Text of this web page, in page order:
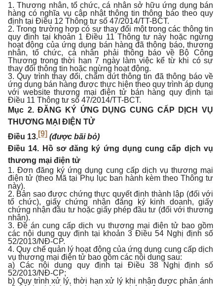
1. Thương nhân, tổ chức, cá nhân sở hữu ứng dụng bán
hàng có nghĩa vụ cập nhật thông tin thông báo theo quy
định tại Điều 12 Thông tư số 47/2014/TT-BCT.
2. Trong trường hợp có sự thay đổi một trong các thông tin
quy định tại khoản 1 Điều 11 Thông tư này hoặc ngừng
hoạt động của ứng dụng bán hàng đã thông báo, thương
nhân, tổ chức, cá nhân phải thông báo về Bộ Công
Thương trong thời hạn 7 ngày làm việc kể từ khi có sự
thay đổi thông tin hoặc ngừng hoạt động.
3. Quy trình thay đổi, chấm dứt thông tin đã thông báo về
ứng dụng bán hàng được thực hiện theo quy trình áp dụng
với website thương mại điện tử bán hàng quy định tại
Điều 11 Thông tư số 47/2014/TT-BCT.
Mục 2. ĐĂNG KÝ ỨNG DỤNG CUNG CẤP DỊCH VỤ
THƯƠNG MẠI ĐIỆN TỬ
Điều 13.[9] (được bãi bỏ)
Điều 14. Hồ sơ đăng ký ứng dụng cung cấp dịch vụ
thương mại điện tử
1. Đơn đăng ký ứng dụng cung cấp dịch vụ thương mại
điện tử (theo Mã tại Phụ lục ban hành kèm theo Thông tư
này).
2. Bản sao được chứng thực quyết định thành lập (đối với
tổ chức), giấy chứng nhận đăng ký kinh doanh, giấy
chứng nhận đầu tư hoặc giấy phép đầu tư (đối với thương
nhân).
3. Đề án cung cấp dịch vụ thương mại điện tử bao gồm
các nội dung quy định tại khoản 3 Điều 54 Nghị định số
52/2013/NĐ-CP.
4. Quy chế quản lý hoạt động của ứng dụng cung cấp dịch
vụ thương mại điện tử bao gồm các nội dung sau:
a) Các nội dung quy định tại Điều 38 Nghị định số
52/2013/NĐ-CP;
b) Quy trình xử lý, thời hạn xử lý khi nhận được phản ánh